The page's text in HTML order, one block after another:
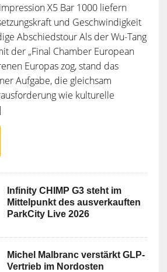
X5 Bar 1000 liefern
und Geschwindigkeit
Abschiedstour Als der Wu-Tang
der „Final Chamber European
Europas zog, stand das
Aufgabe, die gleichsam
wie kulturelle
Infinity CHIMP G3 steht im
Mittelpunkt des ausverkauften
ParkCity Live 2026
Michel Malbranc verstärkt GLP-
Vertrieb im Nordosten